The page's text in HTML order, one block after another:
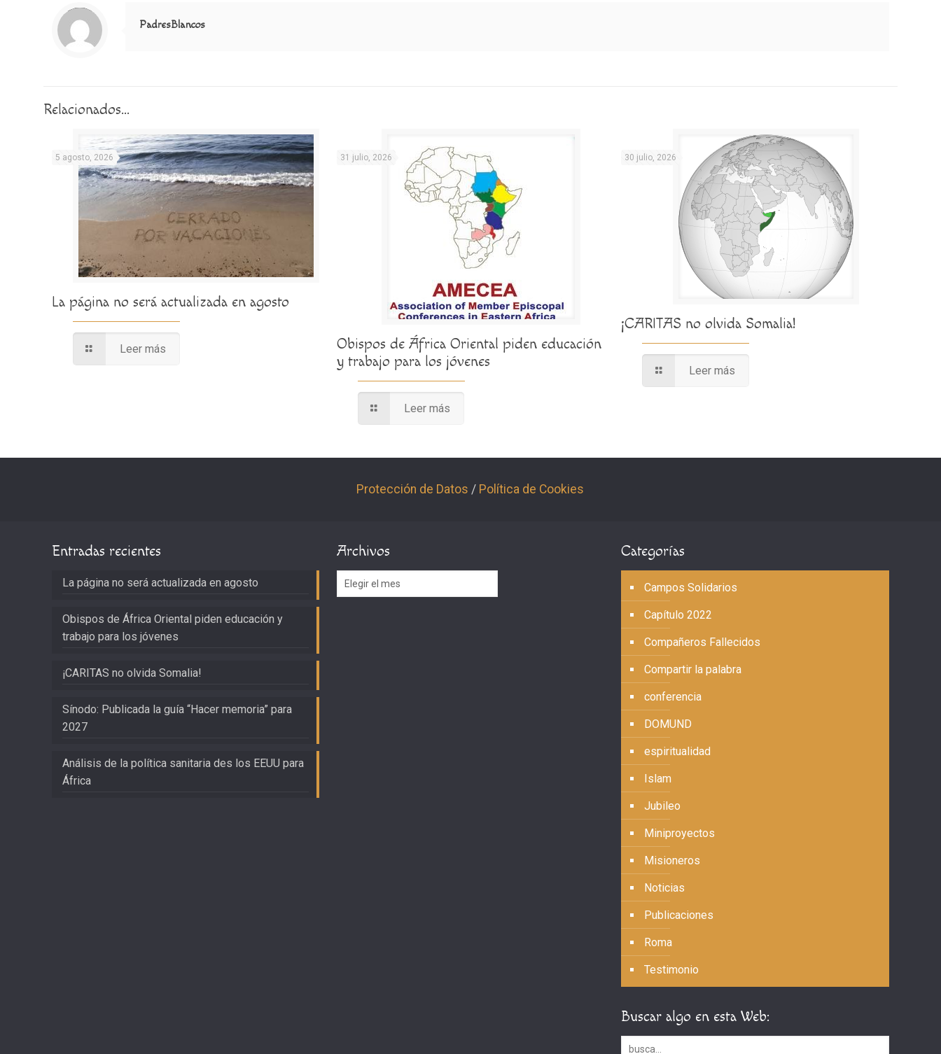
Notice
: Trying to access array offset on value of type null in
/home/misioner/public_html/padresblancos/themes/betheme/includes/content-single.php
on line
286
PadresBlancos
Relacionados...
5 agosto, 2026
La página no será actualizada en agosto
Leer más
31 julio, 2026
Obispos de África Oriental piden educación
y trabajo para los jóvenes
Leer más
30 julio, 2026
¡CARITAS no olvida Somalia!
Leer más
Protección de Datos / Política de Cookies
Entradas recientes
La página no será actualizada en agosto
Obispos de África Oriental piden educación y
trabajo para los jóvenes
¡CARITAS no olvida Somalia!
Sínodo: Publicada la guía “Hacer memoria” para
2027
Análisis de la política sanitaria des los EEUU para
África
Archivos
Archivos
Categorías
Campos Solidarios
Capítulo 2022
Compañeros Fallecidos
Compartir la palabra
conferencia
DOMUND
espiritualidad
Islam
Jubileo
Miniproyectos
Misioneros
Noticias
Publicaciones
Roma
Testimonio
Buscar algo en esta Web: